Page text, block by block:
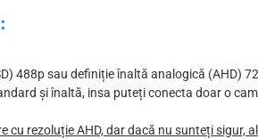
488p sau definiție înaltă analogică (AHD)
și înaltă, insa puteți conecta doar o
rezoluție AHD, dar dacă nu sunteți sigur,